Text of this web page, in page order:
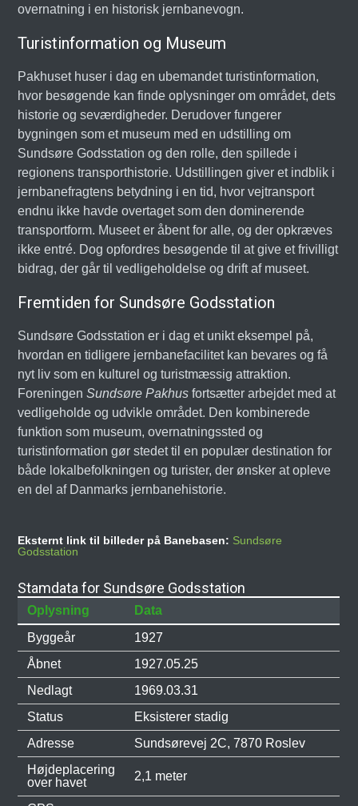
overnatning i en historisk jernbanevogn.
Turistinformation og Museum
Pakhuset huser i dag en ubemandet turistinformation,
hvor besøgende kan finde oplysninger om området, dets
historie og seværdigheder. Derudover fungerer
bygningen som et museum med en udstilling om
Sundsøre Godsstation og den rolle, den spillede i
regionens transporthistorie. Udstillingen giver et indblik i
jernbanefragtens betydning i en tid, hvor vejtransport
endnu ikke havde overtaget som den dominerende
transportform. Museet er åbent for alle, og der opkræves
ikke entré. Dog opfordres besøgende til at give et frivilligt
bidrag, der går til vedligeholdelse og drift af museet.
Fremtiden for Sundsøre Godsstation
Sundsøre Godsstation er i dag et unikt eksempel på,
hvordan en tidligere jernbanefacilitet kan bevares og få
nyt liv som en kulturel og turistmæssig attraktion.
ForeningenSundsøre Pakhus fortsætter arbejdet med at
vedligeholde og udvikle området. Den kombinerede
funktion som museum, overnatningssted og
turistinformation gør stedet til en populær destination for
både lokalbefolkningen og turister, der ønsker at opleve
en del af Danmarks jernbanehistorie.
Eksternt link til billeder på Banebasen: Sundsøre
Godsstation
Stamdata for Sundsøre Godsstation
Oplysning
Data
Byggeår
1927
Åbnet
1927.05.25
Nedlagt
1969.03.31
Status
Eksisterer stadig
Adresse
Sundsørevej 2C, 7870 Roslev
Højdeplacering
over havet
2,1 meter